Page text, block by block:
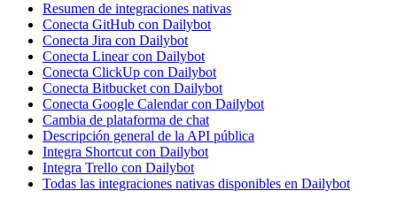
Resumen de integraciones nativas
Conecta GitHub con Dailybot
Conecta Jira con Dailybot
Conecta Linear con Dailybot
Conecta ClickUp con Dailybot
Conecta Bitbucket con Dailybot
Conecta Google Calendar con Dailybot
Cambia de plataforma de chat
Descripción general de la API pública
Integra Shortcut con Dailybot
Integra Trello con Dailybot
Todas las integraciones nativas disponibles en Dailybot